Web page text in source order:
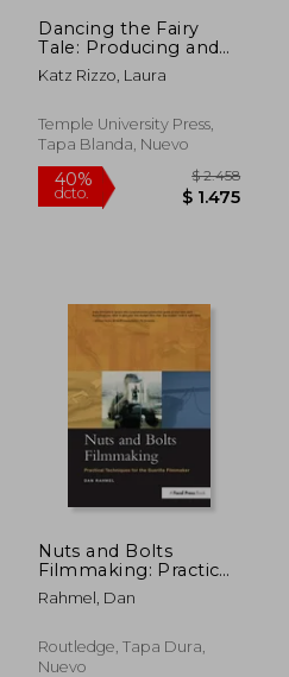
50%
dcto.
$ 23.435
$ 11.717
Dancing the Fairy
Tale: Producing and
Performing the
Sleeping Beauty (en
Katz Rizzo, Laura
Temple University Press,
Tapa Blanda, Nuevo
Nuts and Bolts
Filmmaking: Practical
Techniques for the
Guerilla Filmmaker
Rahmel, Dan
Routledge, Tapa Dura,
Nuevo